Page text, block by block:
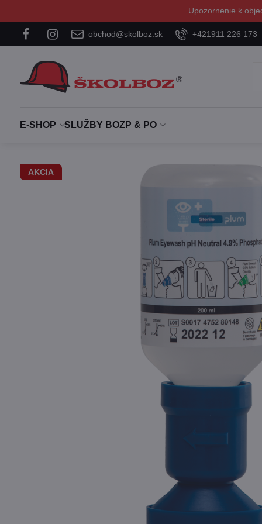
Upozornenie k
obchod@skolboz.sk +421911 226 173
E-SHOP SLUŽBY BOZP & PO
AKCIA